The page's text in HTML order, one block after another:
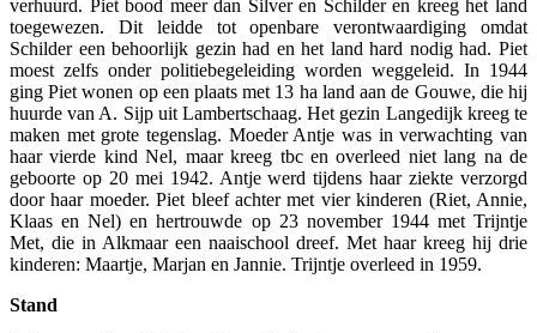
verhuurd. Piet bood meer dan Silver en Schilder en kreeg het land
toegewezen. Dit leidde tot openbare verontwaardiging omdat
Schilder een behoorlijk gezin had en het land hard nodig had. Piet
moest zelfs onder politiebegeleiding worden weggeleid. In 1944
ging Piet wonen op een plaats met 13 ha land aan de Gouwe, die hij
huurde van A. Sijp uit Lambertschaag. Het gezin Langedijk kreeg te
maken met grote tegenslag. Moeder Antje was in verwachting van
haar vierde kind Nel, maar kreeg tbc en overleed niet lang na de
geboorte op 20 mei 1942. Antje werd tijdens haar ziekte verzorgd
door haar moeder. Piet bleef achter met vier kinderen (Riet, Annie,
Klaas en Nel) en hertrouwde op 23 november 1944 met Trijntje
Met, die in Alkmaar een naaischool dreef. Met haar kreeg hij drie
kinderen: Maartje, Marjan en Jannie. Trijntje overleed in 1959.
Stand